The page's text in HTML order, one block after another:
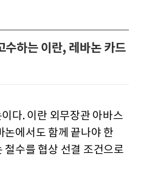
하는 이란, 레바논 카드
다. 이란 외무장관 아바스
에서도 함께 끝나야 한
수를 협상 선결 조건으로